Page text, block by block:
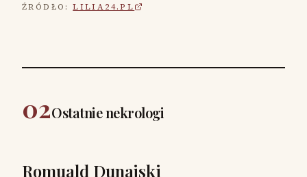
ŹRÓDŁO: LILIA24.PL
02Ostatnie nekrologi
Romuald Dunajski